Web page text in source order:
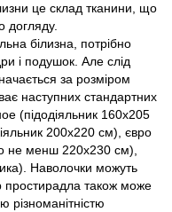
це склад тканини, що
догляду.
білизна, потрібно
і подушок. Але слід
за розміром
наступних стандартних
(підодіяльник 160х205
200х220 см), євро
не менш 220х230 см),
Наволочки можуть
простирадла також може
різноманітністю